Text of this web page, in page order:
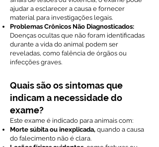
ajudar a esclarecer a causa e fornecer
material para investigações legais.
Problemas Crônicos Não Diagnosticados:
Doenças ocultas que não foram identificadas
durante a vida do animal podem ser
reveladas, como falência de órgãos ou
infecções graves.
Quais são os sintomas que
indicam a necessidade do
exame?
Este exame é indicado para animais com:
Morte súbita ou inexplicada, quando a causa
do falecimento não é clara.